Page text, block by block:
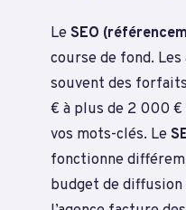
LeSEO
course de fond.
souvent des
€ à plus de 2 000
vos mots-clés. Le
fonctionne
budget de